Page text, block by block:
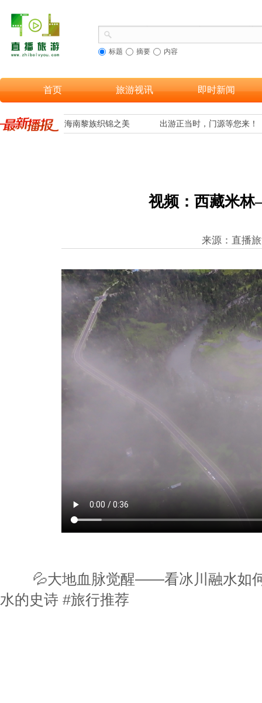
标题 摘要 内容
首页 旅游视讯 即时新闻
多游客欣赏到海南黎族织锦之美 出游正当时，门源等您来！
视频：西藏米
来源：直播
💦大地血脉觉醒——看冰川融水如
水的史诗 #旅行推荐